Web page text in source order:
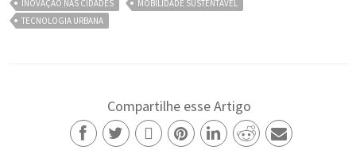
INOVAÇÃO NAS CIDADES
MOBILIDADE SUSTENTÁVEL
TECNOLOGIA URBANA
Compartilhe esse Artigo